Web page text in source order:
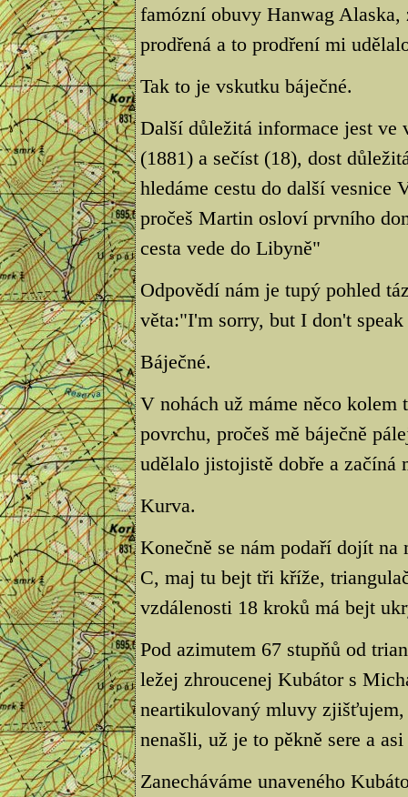
famózní obuvy Hanwag
prodřená a to prodření mi
Tak to je vskutku báječné.
Další důležitá informace jest ve
(1881) a sečíst (18), dost
hledáme cestu do další vesnice
pročeš Martin osloví prvního
cesta vede do Libyně"
Odpovědí nám je tupý pohled
věta:"I'm sorry, but I don't
Báječné.
V nohách už máme něco
povrchu, pročeš mě báječně
udělalo jistojistě dobře a začíná
Kurva.
Konečně se nám podaří dojít na
C, maj tu bejt tři kříže,
vzdálenosti 18 kroků má bejt
Pod azimutem 67 stupňů od
ležej zhroucenej Kubátor s
neartikulovaný mluvy
nenašli, už je to pěkně sere a
Zanecháváme unaveného